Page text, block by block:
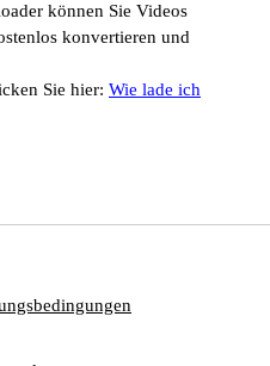
können Sie Videos
konvertieren und
Sie hier: Wie lade ich